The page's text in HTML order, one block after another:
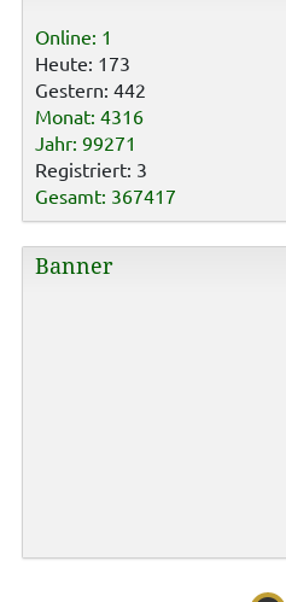
Online: 1
Heute: 173
Gestern: 442
Monat: 4316
Jahr: 99271
Registriert: 3
Gesamt: 367417
Banner